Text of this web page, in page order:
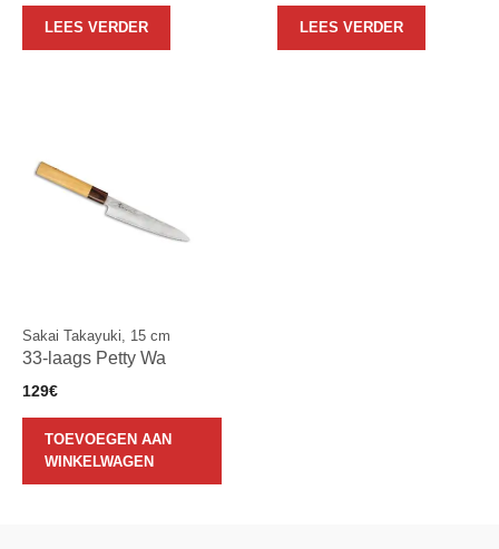
LEES VERDER LEES VERDER
Sakai Takayuki, 15 cm
33-laags Petty Wa
129€
TOEVOEGEN AAN
WINKELWAGEN